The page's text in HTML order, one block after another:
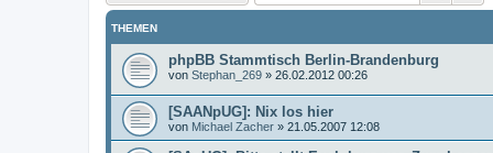
THEMEN
phpBB Stammtisch Berlin-Brandenburg
von Stephan_269 » 26.02.2012 00:26
[SAANpUG]: Nix los hier
von Michael Zacher » 21.05.2007 12:08